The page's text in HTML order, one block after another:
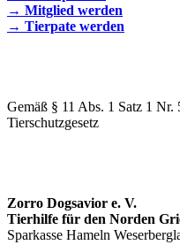
→ Mitglied werden
→ Tierpate werden
Gemäß § 11 Abs. 1 Satz 1 Nr.
Tierschutzgesetz
Zorro Dogsavior e. V.
Tierhilfe für den Norden
Sparkasse Hameln